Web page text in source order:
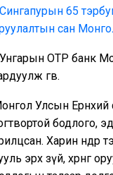
Сингапурын 65
сан
OTP банк
өгөв.
Улсын
бодлого,
Харин
эрх зүй, хөрөнгө